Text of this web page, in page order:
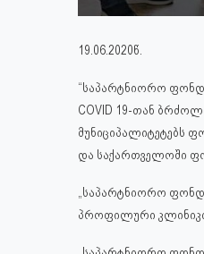
19.06.2020წ.
“საპარტნიორო
COVID 19-თან
მუნიციპალიტეტებს
და საქართველოში
„საპარტნიორო
პროფილური